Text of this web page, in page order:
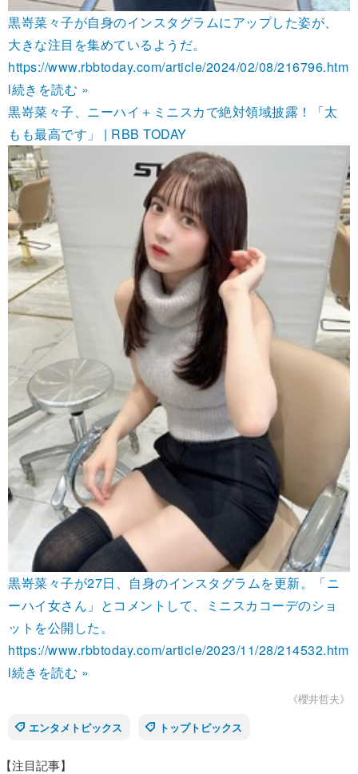
黒嵜菜々子が自身のインスタグラムにアップした姿が、
大きな注目を集めているようだ。
https://www.rbbtoday.com/article/2024/02/08/216796.htm
l続きを読む »
黒嵜菜々子、ニーハイ＋ミニスカで絶対領域披露！「太
もも最高です」 | RBB TODAY
黒嵜菜々子が27日、自身のインスタグラムを更新。「ニ
ーハイ女さん」とコメントして、ミニスカコーデのショ
ットを公開した。
https://www.rbbtoday.com/article/2023/11/28/214532.htm
l続きを読む »
《櫻井哲夫》
エンタメトピックス
トップトピックス
【注目記事】